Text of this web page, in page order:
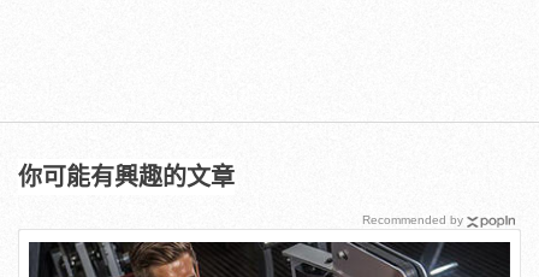
你可能有興趣的文章
Recommended by